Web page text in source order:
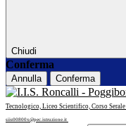
Chiudi
Conferma
Annulla Conferma
Tecnologico, Liceo Scientifico, Corso Serale
siis00800x@pec.istruzione.it